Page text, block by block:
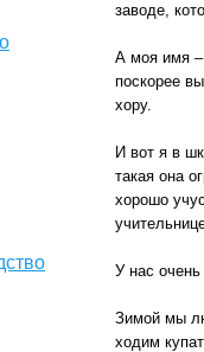
заводе,
А моя имя –
поскорее
хору.
И вот я в
такая она
хорошо
У нас
Зимой мы
ходим